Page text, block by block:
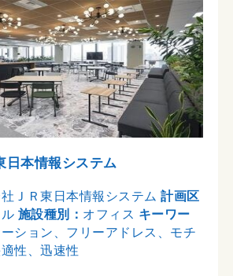
日本情報システム
ＪＲ東日本情報システム計画区
施設種別： オフィス キーワー
ション、フリーアドレス、モチ
性、迅速性